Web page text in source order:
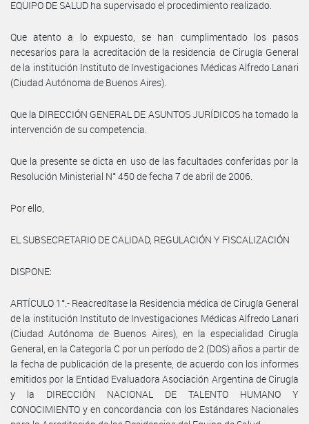
EQUIPO DE SALUD ha supervisado el procedimiento realizado.
Que atento a lo expuesto, se han cumplimentado los pasos
necesarios para la acreditación de la residencia de Cirugía General
de la institución Instituto de Investigaciones Médicas Alfredo Lanari
(Ciudad Autónoma de Buenos Aires).
Que la DIRECCIÓN GENERAL DE ASUNTOS JURÍDICOS ha tomado la
intervención de su competencia.
Que la presente se dicta en uso de las facultades conferidas por la
Resolución Ministerial N° 450 de fecha 7 de abril de 2006.
Por ello,
EL SUBSECRETARIO DE CALIDAD, REGULACIÓN Y FISCALIZACIÓN
DISPONE:
ARTÍCULO 1°.- Reacredítase la Residencia médica de Cirugía General
de la institución Instituto de Investigaciones Médicas Alfredo Lanari
(Ciudad Autónoma de Buenos Aires), en la especialidad Cirugía
General, en la Categoría C por un período de 2 (DOS) años a partir de
la fecha de publicación de la presente, de acuerdo con los informes
emitidos por la Entidad Evaluadora Asociación Argentina de Cirugía
y la DIRECCIÓN NACIONAL DE TALENTO HUMANO Y
CONOCIMIENTO y en concordancia con los Estándares Nacionales